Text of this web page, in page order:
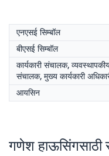
एनएसई सिम्बॉल
बीएसई सिम्बॉल
कार्यकारी संचालक,
संचालक, मुख्य कार्यकारी
आयसिन
गणेश हाऊसिंगसाठी